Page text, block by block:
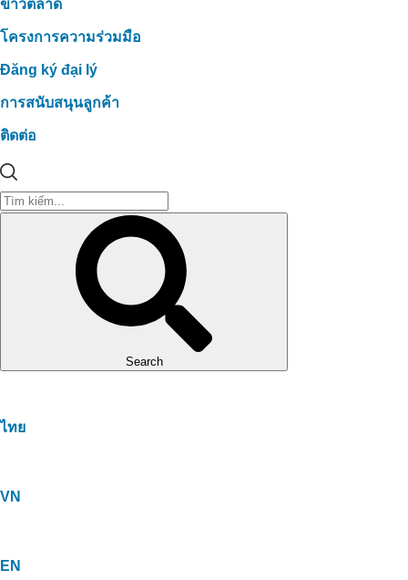
ข่าวตลาด
โครงการความร่วมมือ
Đăng ký đại lý
การสนับสนุนลูกค้า
ติดต่อ
Search
ไทย
VN
EN